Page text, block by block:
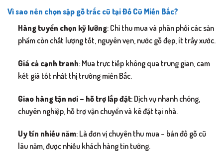
Vì sao nên chọn sập gỗ trắc cũ tại Đồ Cũ Miền Bắc?
Hàng tuyển chọn kỹ lưỡng: Chỉ thu mua và phân phối các sản
phẩm còn chất lượng tốt, nguyên vẹn, nước gỗ đẹp, ít trầy xước.
Giá cả cạnh tranh: Mua trực tiếp không qua trung gian, cam
kết giá tốt nhất thị trường miền Bắc.
Giao hàng tận nơi – hỗ trợ lắp đặt: Dịch vụ nhanh chóng,
chuyên nghiệp, hỗ trợ vận chuyển và kê đặt tại nhà.
Uy tín nhiều năm: Là đơn vị chuyên thu mua – bán đồ gỗ cũ
lâu năm, được nhiều khách hàng tin tưởng.